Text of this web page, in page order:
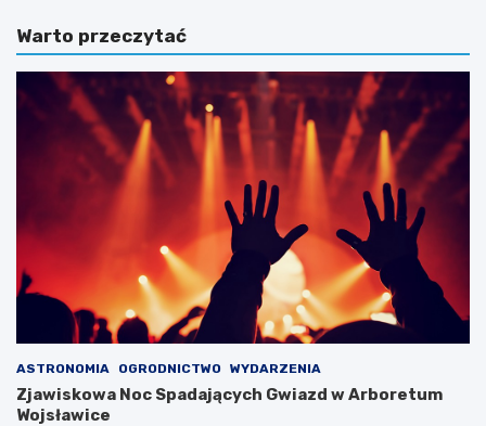
Warto przeczytać
ASTRONOMIA OGRODNICTWO WYDARZENIA
Zjawiskowa Noc Spadających Gwiazd w Arboretum
Wojsławice